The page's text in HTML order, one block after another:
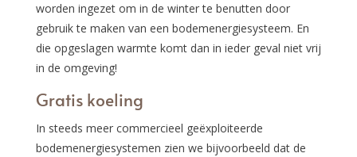
worden ingezet om in de winter te benutten door
gebruik te maken van een bodemenergiesysteem. En
die opgeslagen warmte komt dan in ieder geval niet vrij
in de omgeving!
Gratis koeling
In steeds meer commercieel geëxploiteerde
bodemenergiesystemen zien we bijvoorbeeld dat de